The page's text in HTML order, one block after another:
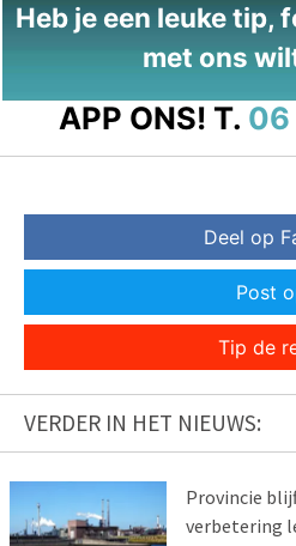
Heb je een leuke tip,
met ons
APP ONS! T. 06
Deel op
Post
Tip de
VERDER IN HET NIEUWS:
Provincie
verbetering